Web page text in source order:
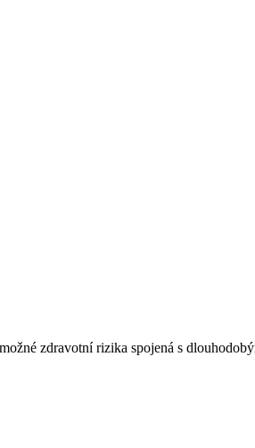
zdravotní rizika spojená s